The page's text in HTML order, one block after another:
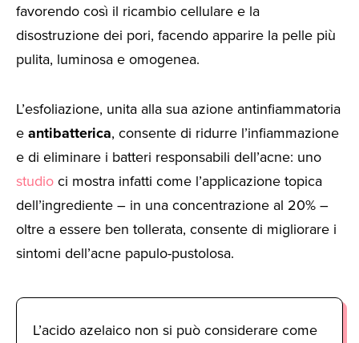
favorendo così il ricambio cellulare e la
disostruzione dei pori, facendo apparire la pelle più
pulita, luminosa e omogenea.
L’esfoliazione, unita alla sua azione antinfiammatoria
eantibatterica, consente di ridurre l’infiammazione
e di eliminare i batteri responsabili dell’acne: uno
studioci mostra infatti come l’applicazione topica
dell’ingrediente – in una concentrazione al 20% –
oltre a essere ben tollerata, consente di migliorare i
sintomi dell’acne papulo-pustolosa.
L’acido azelaico non si può considerare come